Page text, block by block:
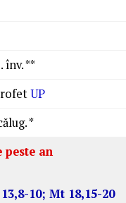
înv. **
UP
*
peste an
10; Mt 18,15-20